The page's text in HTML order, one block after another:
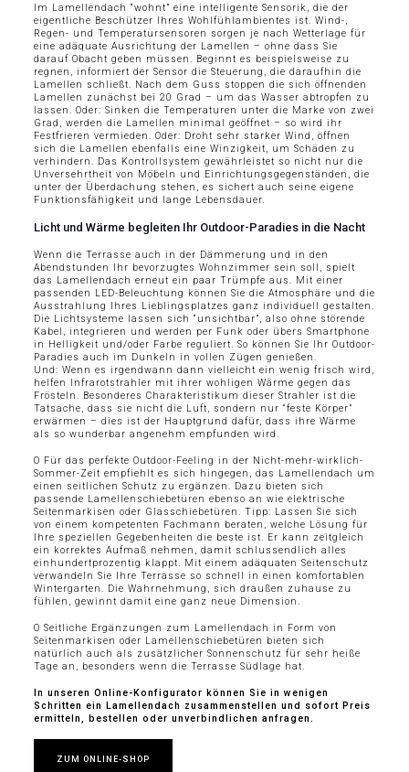
Im Lamellendach “wohnt” eine intelligente Sensorik, die der
eigentliche Beschützer Ihres Wohlfühlambientes ist. Wind-,
Regen- und Temperatursensoren sorgen je nach Wetterlage für
eine adäquate Ausrichtung der Lamellen – ohne dass Sie
darauf Obacht geben müssen. Beginnt es beispielsweise zu
regnen, informiert der Sensor die Steuerung, die daraufhin die
Lamellen schließt. Nach dem Guss stoppen die sich öffnenden
Lamellen zunächst bei 20 Grad – um das Wasser abtropfen zu
lassen. Oder: Sinken die Temperaturen unter die Marke von zwei
Grad, werden die Lamellen minimal geöffnet – so wird ihr
Festfrieren vermieden. Oder: Droht sehr starker Wind, öffnen
sich die Lamellen ebenfalls eine Winzigkeit, um Schäden zu
verhindern. Das Kontrollsystem gewährleistet so nicht nur die
Unversehrtheit von Möbeln und Einrichtungsgegenständen, die
unter der Überdachung stehen, es sichert auch seine eigene
Funktionsfähigkeit und lange Lebensdauer.
Licht und Wärme begleiten Ihr Outdoor-Paradies in die Nacht
Wenn die Terrasse auch in der Dämmerung und in den
Abendstunden Ihr bevorzugtes Wohnzimmer sein soll, spielt
das Lamellendach erneut ein paar Trümpfe aus. Mit einer
passenden LED-Beleuchtung können Sie die Atmosphäre und die
Ausstrahlung Ihres Lieblingsplatzes ganz individuell gestalten.
Die Lichtsysteme lassen sich “unsichtbar”, also ohne störende
Kabel, integrieren und werden per Funk oder übers Smartphone
in Helligkeit und/oder Farbe reguliert. So können Sie Ihr Outdoor-
Paradies auch im Dunkeln in vollen Zügen genießen.
Und: Wenn es irgendwann dann vielleicht ein wenig frisch wird,
helfen Infrarotstrahler mit ihrer wohligen Wärme gegen das
Frösteln. Besonderes Charakteristikum dieser Strahler ist die
Tatsache, dass sie nicht die Luft, sondern nur “feste Körper”
erwärmen – dies ist der Hauptgrund dafür, dass ihre Wärme
als so wunderbar angenehm empfunden wird.
O Für das perfekte Outdoor-Feeling in der Nicht-mehr-wirklich-
Sommer-Zeit empfiehlt es sich hingegen, das Lamellendach um
einen seitlichen Schutz zu ergänzen. Dazu bieten sich
passende Lamellenschiebetüren ebenso an wie elektrische
Seitenmarkisen oder Glasschiebetüren. Tipp: Lassen Sie sich
von einem kompetenten Fachmann beraten, welche Lösung für
Ihre speziellen Gegebenheiten die beste ist. Er kann zeitgleich
ein korrektes Aufmaß nehmen, damit schlussendlich alles
einhundertprozentig klappt. Mit einem adäquaten Seitenschutz
verwandeln Sie Ihre Terrasse so schnell in einen komfortablen
Wintergarten. Die Wahrnehmung, sich draußen zuhause zu
fühlen, gewinnt damit eine ganz neue Dimension.
O Seitliche Ergänzungen zum Lamellendach in Form von
Seitenmarkisen oder Lamellenschiebetüren bieten sich
natürlich auch als zusätzlicher Sonnenschutz für sehr heiße
Tage an, besonders wenn die Terrasse Südlage hat.
In unseren Online-Konfigurator können Sie in wenigen
Schritten ein Lamellendach zusammenstellen und sofort Preis
ermitteln, bestellen oder unverbindlichen anfragen.
ZUM ONLINE-SHOP